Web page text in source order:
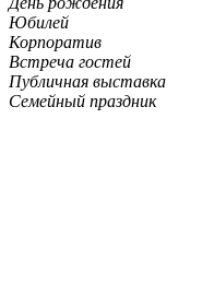
Юбилей
Корпоратив
Встреча гостей
Публичная выставка
Семейный праздник